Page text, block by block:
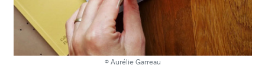
© Aurélie Garreau